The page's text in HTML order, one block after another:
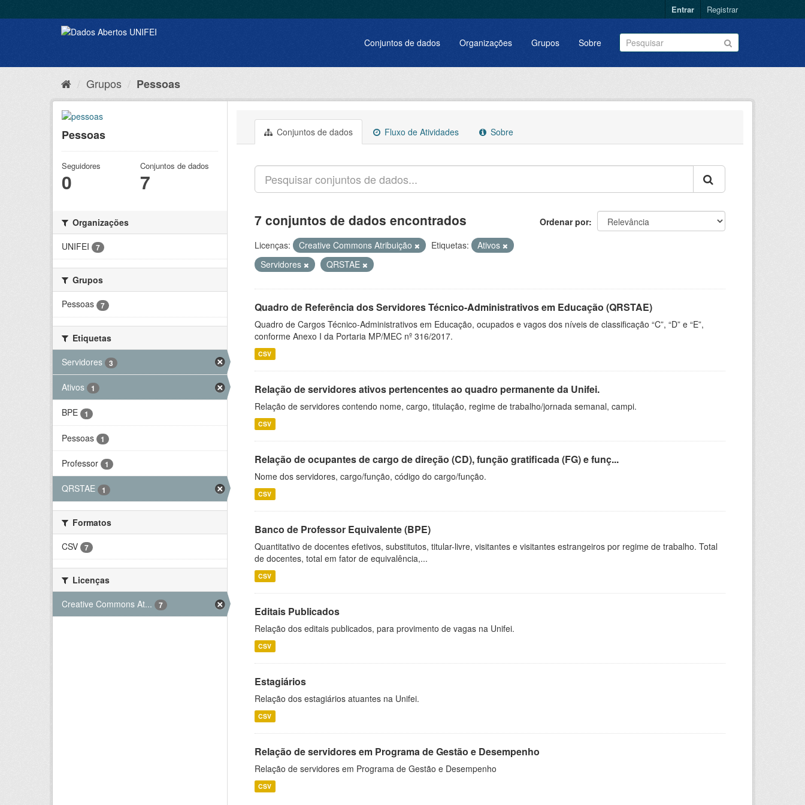
Entrar Registrar
Conjuntos de dados Organizações Grupos Sobre
Grupos Pessoas
Pessoas
Seguidores
0
Conjuntos de dados
7
Organizações
UNIFEI
7
Grupos
Pessoas
7
Etiquetas
Servidores
3
Ativos 1
BPE 1
Pessoas 1
Professor 1
QRSTAE 1
Formatos
CSV
7
Licenças
Creative Commons At...
7
Conjuntos de dados Fluxo de Atividades Sobre
Ordenar por
7 conjuntos de dados encontrados
Licenças: Creative Commons Atribuição Etiquetas:
Ativos
Servidores
QRSTAE
Quadro de Referência dos Servidores Técnico-Administrativos em Educação (QRSTAE)
Quadro de Cargos Técnico-Administrativos em Educação, ocupados e vagos dos níveis de classificação “C”, “D” e “E”,
conforme Anexo I da Portaria MP/MEC nº 316/2017.
CSV
Relação de servidores ativos pertencentes ao quadro permanente da Unifei.
Relação de servidores contendo nome, cargo, titulação, regime de trabalho/jornada semanal, campi.
CSV
Relação de ocupantes de cargo de direção (CD), função gratificada (FG) e funç...
Nome dos servidores, cargo/função, código do cargo/função.
CSV
Banco de Professor Equivalente (BPE)
Quantitativo de docentes efetivos, substitutos, titular-livre, visitantes e visitantes estrangeiros por regime de trabalho. Total
de docentes, total em fator de equivalência,...
CSV
Editais Publicados
Relação dos editais publicados, para provimento de vagas na Unifei.
CSV
Estagiários
Relação dos estagiários atuantes na Unifei.
CSV
Relação de servidores em Programa de Gestão e Desempenho
Relação de servidores em Programa de Gestão e Desempenho
CSV